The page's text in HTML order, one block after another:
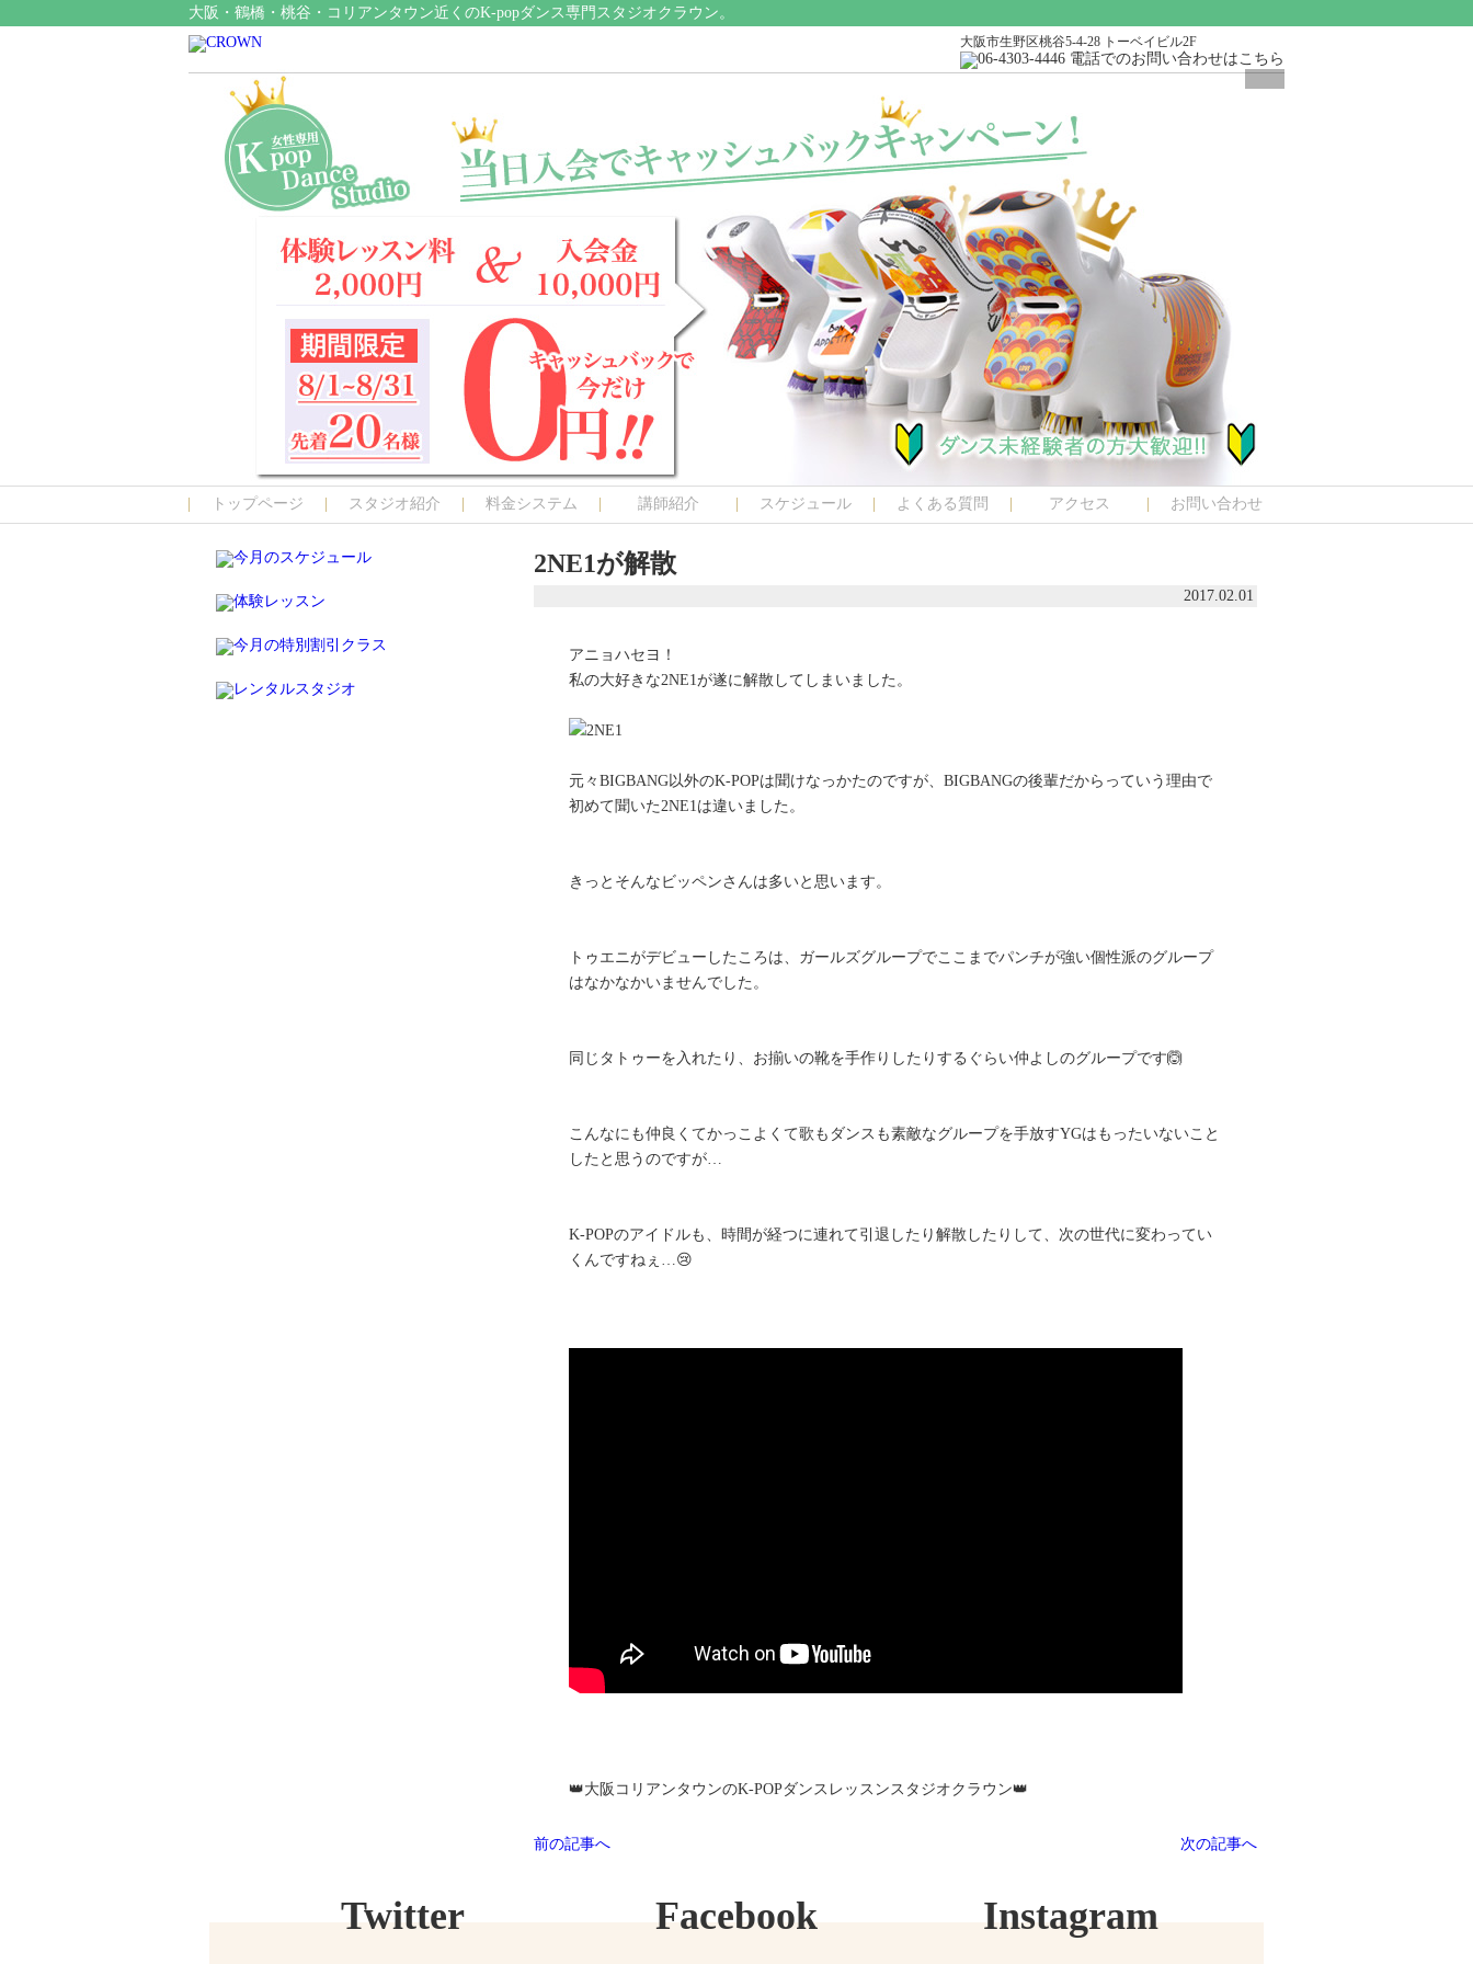
大阪・鶴橋・桃谷・コリアンタウン近くのK-popダンス専門スタジオクラウン。
大阪市生野区桃谷5-4-28 トーベイビル2F
トップページ スタジオ紹介 料金システム 講師紹介 スケジュール よくある質問 アクセス お問い合わせ
2NE1が解散
2017.02.01
アニョハセヨ！
私の大好きな2NE1が遂に解散してしまいました。
元々BIGBANG以外のK-POPは聞けなっかたのですが、BIGBANGの後輩だからっていう理由で
初めて聞いた2NE1は違いました。
きっとそんなビッペンさんは多いと思います。
トゥエニがデビューしたころは、ガールズグループでここまでパンチが強い個性派のグループ
はなかなかいませんでした。
同じタトゥーを入れたり、お揃いの靴を手作りしたりするぐらい仲よしのグループです🙆
こんなにも仲良くてかっこよくて歌もダンスも素敵なグループを手放すYGはもったいないこと
したと思うのですが…
K-POPのアイドルも、時間が経つに連れて引退したり解散したりして、次の世代に変わってい
くんですねぇ…😢
👑大阪コリアンタウンのK-POPダンスレッスンスタジオクラウン👑
前の記事へ 次の記事へ
Twitter Facebook Instagram